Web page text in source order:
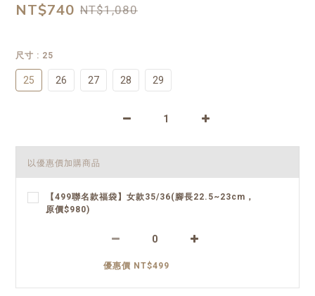
NT$740 NT$1,080
尺寸 : 25
25 26 27 28 29
以優惠價加購商品
【499聯名款福袋】女款35/36(腳長22.5~23cm，
原價$980)
優惠價 NT$499